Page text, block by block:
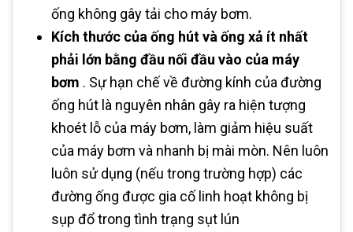
ống không gây tải cho máy bơm.
Kích thước của ống hút và ống xả ít nhất
phải lớn bằng đầu nối đầu vào của máy
bơm . Sự hạn chế về đường kính của đường
ống hút là nguyên nhân gây ra hiện tượng
khoét lỗ của máy bơm, làm giảm hiệu suất
của máy bơm và nhanh bị mài mòn. Nên luôn
luôn sử dụng (nếu trong trường hợp) các
đường ống được gia cố linh hoạt không bị
sụp đổ trong tình trạng sụt lún